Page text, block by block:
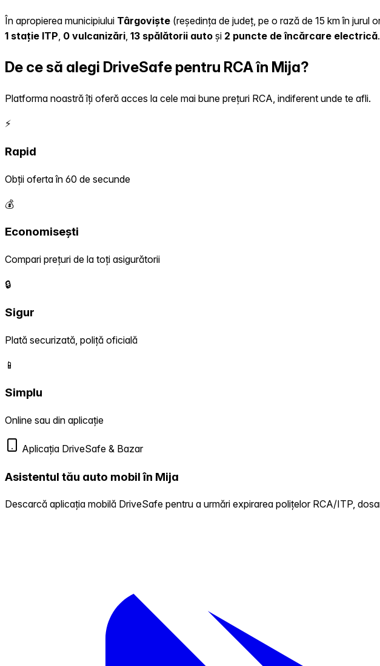
În apropierea municipiului Târgoviște (reședința de județ, pe o rază de 15 km în jurul
1 stație ITP, 0 vulcanizări, 13 spălătorii auto și 2 puncte de încărcare electrică.
De ce să alegi DriveSafe pentru RCA în Mija?
Platforma noastră îți oferă acces la cele mai bune prețuri RCA, indiferent unde te afli.
⚡
Rapid
Obții oferta în 60 de secunde
💰
Economisești
Compari prețuri de la toți asigurătorii
🔒
Sigur
Plată securizată, poliță oficială
📱
Simplu
Online sau din aplicație
Aplicația DriveSafe & Bazar
Asistentul tău auto mobil în Mija
Descarcă aplicația mobilă DriveSafe pentru a urmări expirarea polițelor RCA/ITP,